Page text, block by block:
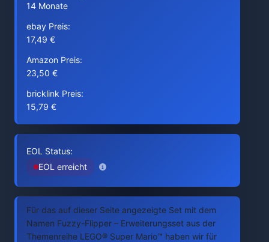
14 Monate
ebay Preis:
17,49 €
Amazon Preis:
23,50 €
bricklink Preis:
15,79 €
EOL Status:
EOL erreicht
Für das auf dieser Seite angezeigte Set mit dem
Namen Fuzzy-Flipper – Erweiterungsset aus der
Themenreihe LEGO® Super Mario™ haben wir für